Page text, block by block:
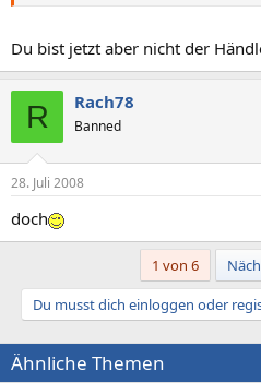
Du bist jetzt aber nicht der
R Rach78
Banned
28. Juli 2008
doch
1 von 6
Du musst dich einloggen oder
Ähnliche Themen